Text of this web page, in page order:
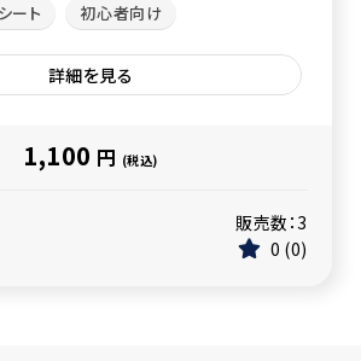
ート
初心者向け
詳細を見る
1,100 円 (税込)
販売数：3
0 0